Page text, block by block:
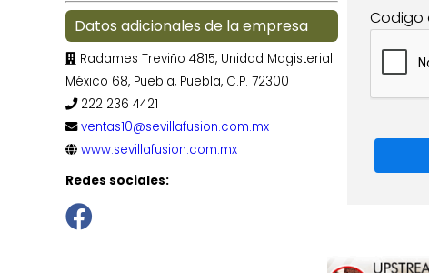
Datos adicionales de la empresa
Radames Treviño 4815, Unidad Magisterial
México 68, Puebla, Puebla, C.P. 72300
222 236 4421
ventas10@sevillafusion.com.mx
www.sevillafusion.com.mx
Redes sociales:
Codigo